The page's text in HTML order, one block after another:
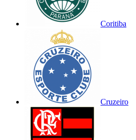
Coritiba
Cruzeiro